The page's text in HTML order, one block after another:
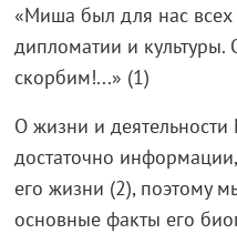
«Миша был для нас
дипломатии и культуры.
скорбим!...» (1)
О жизни и
достаточно
его жизни (2), поэтому
основные факты его